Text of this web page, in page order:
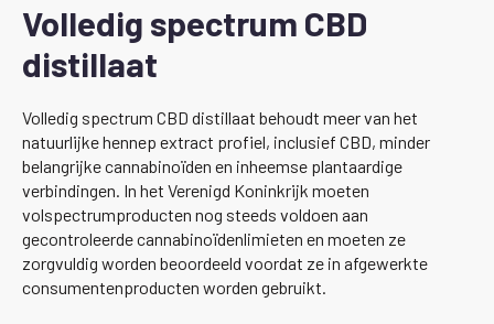
Volledig spectrum CBD
distillaat
Volledig spectrum CBD distillaat behoudt meer van het
natuurlijke hennep extract profiel, inclusief CBD, minder
belangrijke cannabinoïden en inheemse plantaardige
verbindingen. In het Verenigd Koninkrijk moeten
volspectrumproducten nog steeds voldoen aan
gecontroleerde cannabinoïdenlimieten en moeten ze
zorgvuldig worden beoordeeld voordat ze in afgewerkte
consumentenproducten worden gebruikt.